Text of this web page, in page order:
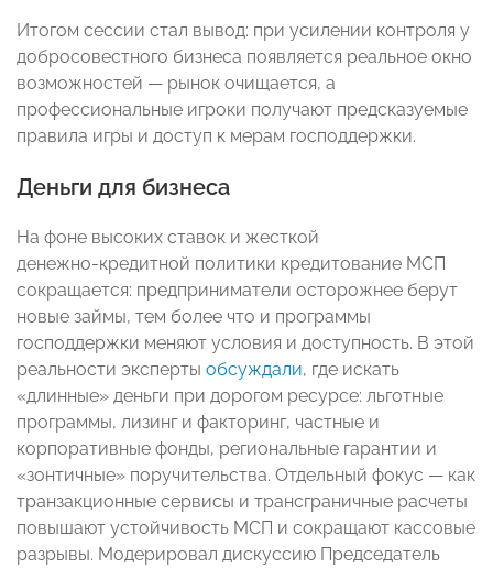
Итогом сессии стал вывод: при усилении контроля у
добросовестного бизнеса появляется реальное окно
возможностей — рынок очищается, а
профессиональные игроки получают предсказуемые
правила игры и доступ к мерам господдержки.
Деньги для бизнеса
На фоне высоких ставок и жесткой
денежно‑кредитной политики кредитование МСП
сокращается: предприниматели осторожнее берут
новые займы, тем более что и программы
господдержки меняют условия и доступность. В этой
реальности эксперты обсуждали, где искать
«длинные» деньги при дорогом ресурсе: льготные
программы, лизинг и факторинг, частные и
корпоративные фонды, региональные гарантии и
«зонтичные» поручительства. Отдельный фокус — как
транзакционные сервисы и трансграничные расчеты
повышают устойчивость МСП и сокращают кассовые
разрывы. Модерировал дискуссию Председатель